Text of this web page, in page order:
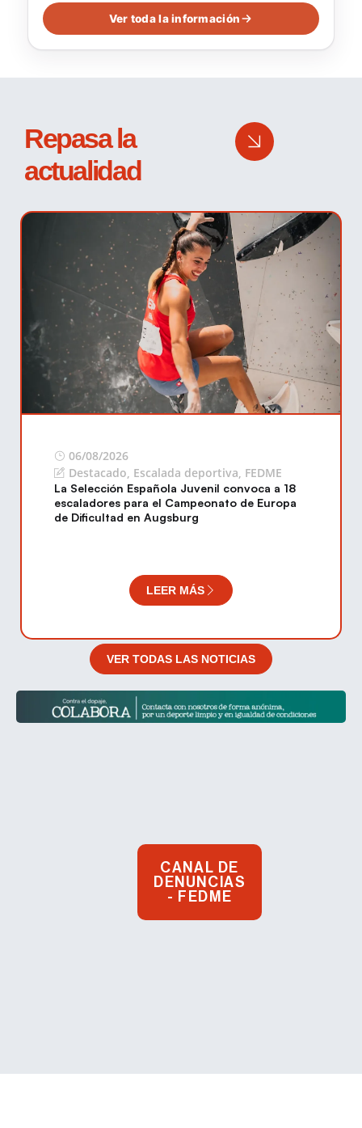
Ver toda la información
Repasa la
actualidad
06/08/2026
Destacado Escalada deportiva FEDME
La Selección Española Juvenil convoca a 18
escaladores para el Campeonato de Europa
de Dificultad en Augsburg
LEER MÁS
VER TODAS LAS NOTICIAS
CANAL DE
DENUNCIAS
- FEDME